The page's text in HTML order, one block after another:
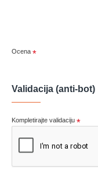
Ocena
Validacija (anti-bot)
Kompletirajte validaciju